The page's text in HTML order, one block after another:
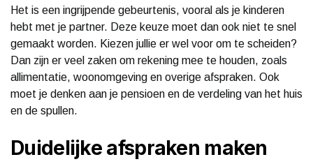
Het is een ingrijpende gebeurtenis, vooral als je kinderen
hebt met je partner. Deze keuze moet dan ook niet te snel
gemaakt worden. Kiezen jullie er wel voor om te scheiden?
Dan zijn er veel zaken om rekening mee te houden, zoals
allimentatie, woonomgeving en overige afspraken. Ook
moet je denken aan je pensioen en de verdeling van het huis
en de spullen.
Duidelijke afspraken maken